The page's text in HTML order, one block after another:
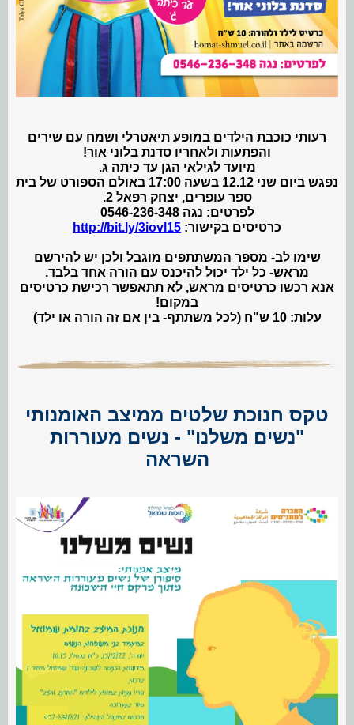
רעותי כוכבת הילדים במופע תיאטרלי ושמח עם שירים
והפתעות ולאחריו סדנת בלוני אור!
מיועד לגילאי הגן עד כיתה ג.
נפגש ביום שני 12.12 בשעה 17:00 באולם הספורט של בית
ספר עופרים, יצחק רפאל 2.
לפרטים: נגה 0546-236-348
כרטיסים בקישור: http://bit.ly/3iovl15
שימו לב- מספר המשתתפים מוגבל ולכן יש להירשם
מראש- כל ילד יכול להיכנס עם הורה אחד בלבד.
אנא רכשו כרטיסים מראש, לא תתאפשר רכישת כרטיסים
במקום!
עלות: 10 ש"ח (לכל משתתף- בין אם זה הורה או ילד)
טקס חנוכת שלטים ממיצב האומנותי
"נשים משלנו" - נשים מעוררות
השראה